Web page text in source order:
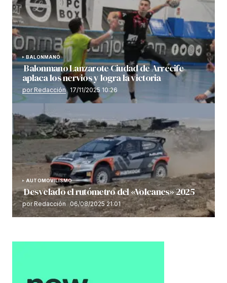
BALONMANO
Balonmano Lanzarote Ciudad de Arrecife
aplaca los nervios y logra la victoria
por Redacción 17/11/2025 10:26
AUTOMOVILISMO
Desvelado el rutómetro del «Volcanes» 2025
por Redacción 06/08/2025 21:01